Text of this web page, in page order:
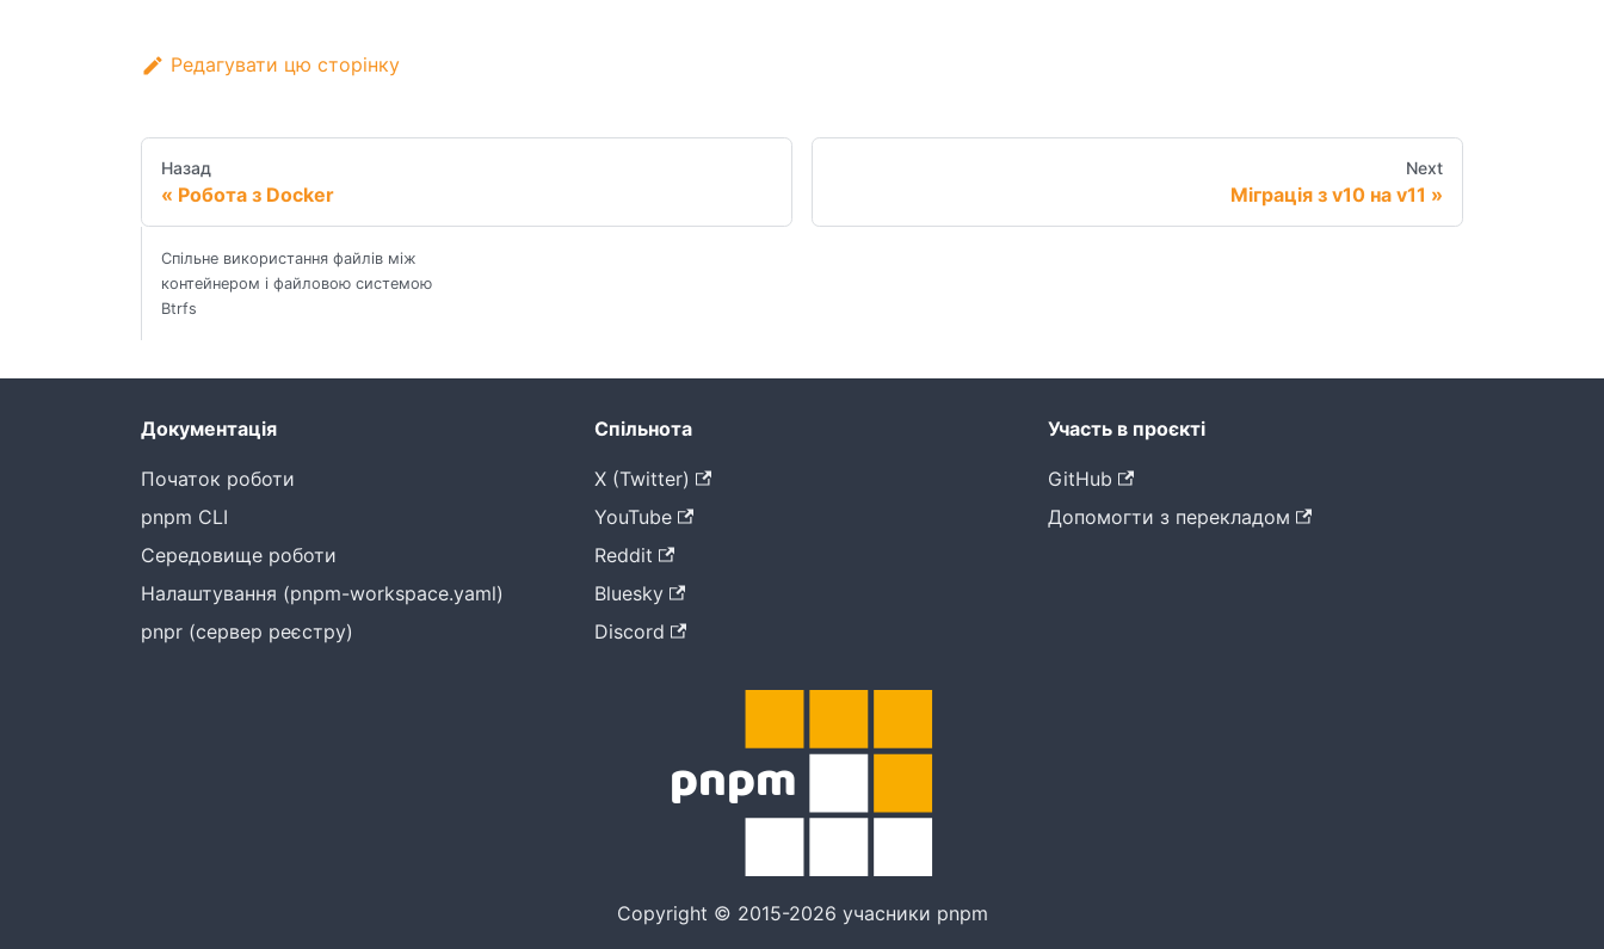
Редагувати цю сторінку
Назад
Робота з Docker
Next
Міграція з v10 на v11
Спільне використання файлів між
контейнером і файловою системою
Btrfs
Документація
Початок роботи
pnpm CLI
Середовище роботи
Налаштування (pnpm-workspace.yaml)
pnpr (сервер реєстру)
Спільнота
X (Twitter)
YouTube
Reddit
Bluesky
Discord
Участь в проєкті
GitHub
Допомогти з перекладом
Copyright © 2015-2026 учасники pnpm